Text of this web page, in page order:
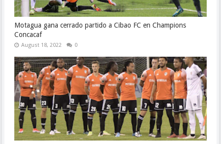
Motagua gana cerrado partido a Cibao FC en Champions
Concacaf
August 18, 2022 0